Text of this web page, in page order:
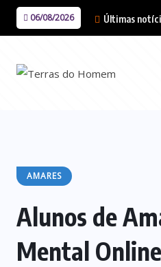
06/08/2026 Últimas
AMARES
Alunos de
Mental